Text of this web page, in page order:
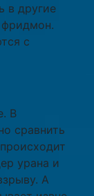
в другие
с
В
сравнить
урана и
А